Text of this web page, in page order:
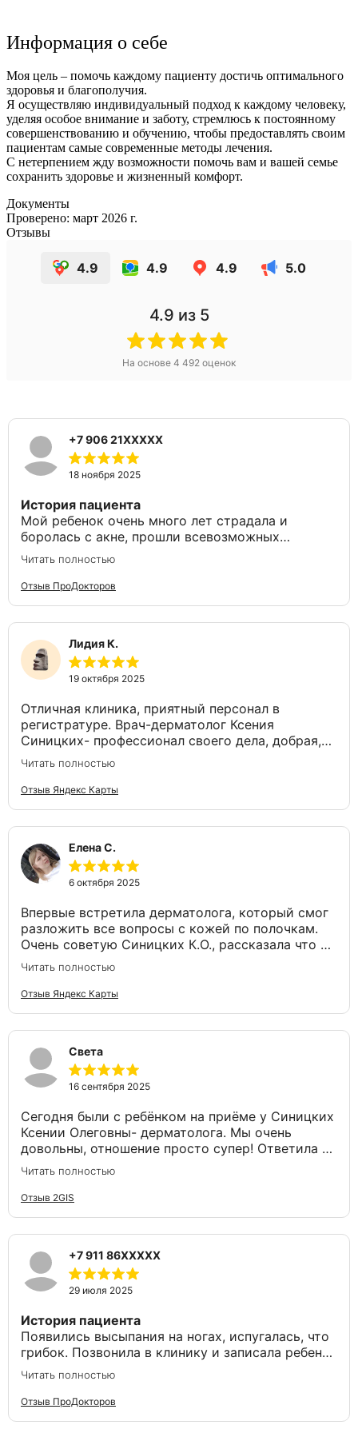
Информация о себе
Моя цель – помочь каждому пациенту достичь оптимального
здоровья и благополучия.
Я осуществляю индивидуальный подход к каждому человеку,
уделяя особое внимание и заботу, стремлюсь к постоянному
совершенствованию и обучению, чтобы предоставлять своим
пациентам самые современные методы лечения.
С нетерпением жду возможности помочь вам и вашей семье
сохранить здоровье и жизненный комфорт.
Документы
Проверено: март 2026 г.
Отзывы
4.9 4.9 4.9 5.0
4.9 из 5
На основе 4 492 оценок
+7 906 21XXXXX
18 ноября 2025
История пациента
Мой ребенок очень много лет страдала и
боролась с акне, прошли всевозможных
косметологов и врачей, ища помощи в
устранение данной проблемы. Случайно
наткнулась на рекламу клиники «НовоМед» и
мила и приветлива, а главное, смогла
расположить мою дочь к себе и убедила ее в
том, что придем к отличному результату!
контролем нашего любимого доктора, сегодня
18.11.25 мы были на приёме, и доктор нам
сказала те заветные слова (вы здоровы), от
которых слезы на глазах! Да, доктор, мы это
Понравилось
Нам очень все понравилось, девочки на
ресепшене очень вежливые, всегда встречают с
улыбкой! Рекомендую данную клинику! И
доктора Синицких Ксению Олеговну!
Читать полностью
Отзыв ПроДокторов
Лидия К.
19 октября 2025
Отличная клиника, приятный персонал в
регистратуре. Врач-дерматолог Ксения
Синицких- профессионал своего дела, добрая,
приятная девушка, замечательный врач!❤️
Читать полностью
Отзыв Яндекс Карты
Елена С.
6 октября 2025
Впервые встретила дерматолога, который смог
разложить все вопросы с кожей по полочкам.
Очень советую Синицких К.О., рассказала что у
меня, дала листочек с рекомендованными
уходовыми средствами, назначила лечение. За
несколько дней всё прошло + наконец-то я
Читать полностью
Отзыв Яндекс Карты
Света
16 сентября 2025
Сегодня были с ребёнком на приёме у Синицких
Ксении Олеговны- дерматолога. Мы очень
довольны, отношение просто супер! Ответила на
все волнующие темы. Спасибо за помощь. Сама
клиника приятная, совет- добавьте игрушек , их
нет . Нашему сыну было скучно ждать)))
Читать полностью
Отзыв 2GIS
+7 911 86XXXXX
29 июля 2025
История пациента
Появились высыпания на ногах, испугалась, что
грибок. Позвонила в клинику и записала ребенка
к Ксении Олеговне Синицких.
Понравилось
Читать полностью
Отзыв ПроДокторов